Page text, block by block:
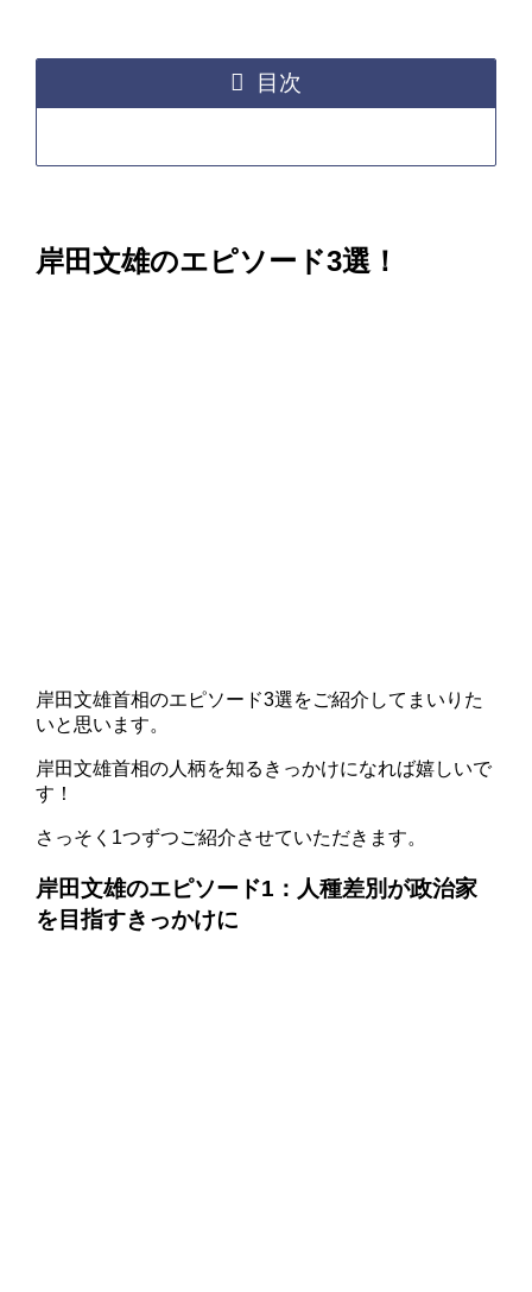
目次
岸田文雄のエピソード3選！
岸田文雄首相のエピソード3選をご紹介してまいりた
いと思います。
岸田文雄首相の人柄を知るきっかけになれば嬉しいで
す！
さっそく1つずつご紹介させていただきます。
岸田文雄のエピソード1：人種差別が政治家
を目指すきっかけに